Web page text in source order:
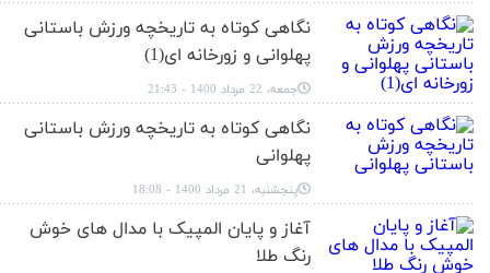
نگاهی کوتاه به تاریخچه ورزش باستانی
پهلوانی و زورخانه ای(1)
جمعه، 22 مرداد 1400 - 21:43
نگاهی کوتاه به تاریخچه ورزش باستانی
پهلوانی
پنجشنبه، 21 مرداد 1400 - 18:08
آغاز و پایان المپیک با مدال های خوش
رنگ طلا